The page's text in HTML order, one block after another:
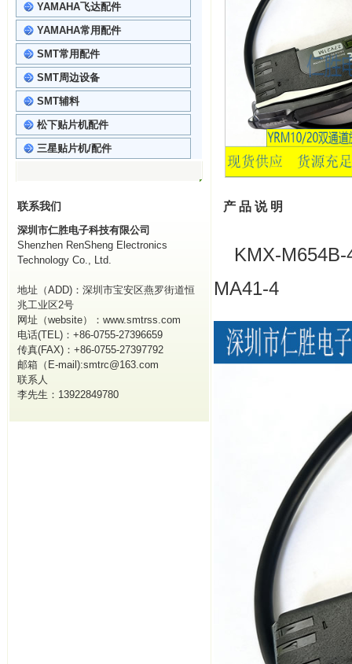
YAMAHA飞达配件
YAMAHA常用配件
SMT常用配件
SMT周边设备
SMT辅料
松下贴片机配件
三星贴片机/配件
联系我们
深圳市仁胜电子科技有限公司
Shenzhen RenSheng Electronics
Technology Co., Ltd.
地址（ADD)：深圳市宝安区燕罗街道恒
兆工业区2号
网址（website）：www.smtrss.com
电话(TEL)：+86-0755-27396659
传真(FAX)：+86-0755-27397792
邮箱（E-mail):smtrc@163.com
联系人
李先生：13922849780
产 品 说 明
KMX-
MA41-4